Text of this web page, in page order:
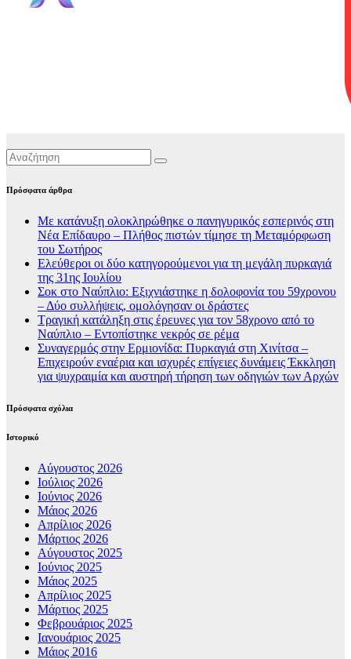
Πρόσφατα άρθρα
Με κατάνυξη ολοκληρώθηκε ο πανηγυρικός εσπερινός στη
Νέα Επίδαυρο – Πλήθος πιστών τίμησε τη Μεταμόρφωση
του Σωτήρος
Ελεύθεροι οι δύο κατηγορούμενοι για τη μεγάλη πυρκαγιά
της 31ης Ιουλίου
Σοκ στο Ναύπλιο: Εξιχνιάστηκε η δολοφονία του 59χρονου
– Δύο συλλήψεις, ομολόγησαν οι δράστες
Τραγική κατάληξη στις έρευνες για τον 58χρονο από το
Ναύπλιο – Εντοπίστηκε νεκρός σε ρέμα
Συναγερμός στην Ερμιονίδα: Πυρκαγιά στη Χινίτσα –
Επιχειρούν εναέρια και ισχυρές επίγειες δυνάμεις Έκκληση
για ψυχραιμία και αυστηρή τήρηση των οδηγιών των Αρχών
Πρόσφατα σχόλια
Ιστορικό
Αύγουστος 2026
Ιούλιος 2026
Ιούνιος 2026
Μάιος 2026
Απρίλιος 2026
Μάρτιος 2026
Αύγουστος 2025
Ιούνιος 2025
Μάιος 2025
Απρίλιος 2025
Μάρτιος 2025
Φεβρουάριος 2025
Ιανουάριος 2025
Μάιος 2016